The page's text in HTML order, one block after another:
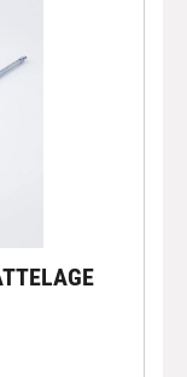
véhicule est
propres
permet de
de sécurité
retrouvez des
aux besoins
sa